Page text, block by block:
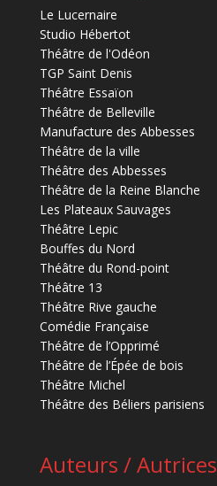
Le Lucernaire
Studio Hébertot
Théâtre de l'Odéon
TGP Saint Denis
Théâtre Essaïon
Théâtre de Belleville
Manufacture des Abbesses
Théâtre de la ville
Théâtre des Abbesses
Théâtre de la Reine Blanche
Les Plateaux Sauvages
Théâtre Lepic
Bouffes du Nord
Théâtre du Rond-point
Théâtre 13
Théâtre Rive gauche
Comédie Française
Théâtre de l’Opprimé
Théâtre de l’Épée de bois
Théâtre Michel
Théâtre des Béliers parisiens
Auteurs / Autrices